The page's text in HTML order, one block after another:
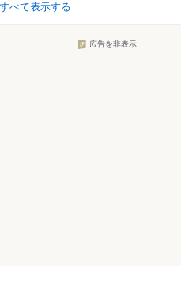
べて表示する
広告を非表示